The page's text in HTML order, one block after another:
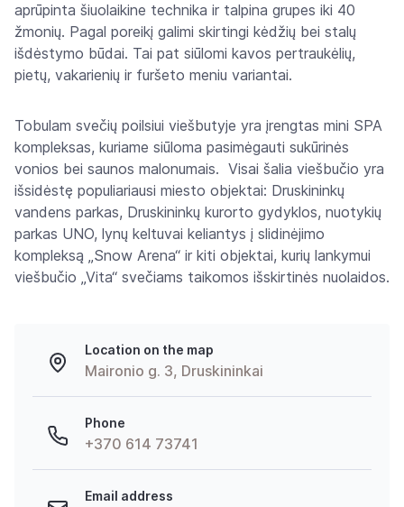
aprūpinta šiuolaikine technika ir talpina grupes iki 40
žmonių. Pagal poreikį galimi skirtingi kėdžių bei stalų
išdėstymo būdai. Tai pat siūlomi kavos pertraukėlių,
pietų, vakarienių ir furšeto meniu variantai.
Tobulam svečių poilsiui viešbutyje yra įrengtas mini SPA
kompleksas, kuriame siūloma pasimėgauti sukūrinės
vonios bei saunos malonumais. Visai šalia viešbučio yra
išsidėstę populiariausi miesto objektai: Druskininkų
vandens parkas, Druskininkų kurorto gydyklos, nuotykių
parkas UNO, lynų keltuvai keliantys į slidinėjimo
kompleksą „Snow Arena“ ir kiti objektai, kurių lankymui
viešbučio „Vita“ svečiams taikomos išskirtinės nuolaidos.
Location on the map
Maironio g. 3, Druskininkai
Phone
+370 614 73741
Email address